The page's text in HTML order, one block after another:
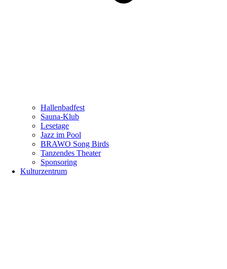
Hallenbadfest
Sauna-Klub
Lesetage
Jazz im Pool
BRAWO Song Birds
Tanzendes Theater
Sponsoring
Kulturzentrum